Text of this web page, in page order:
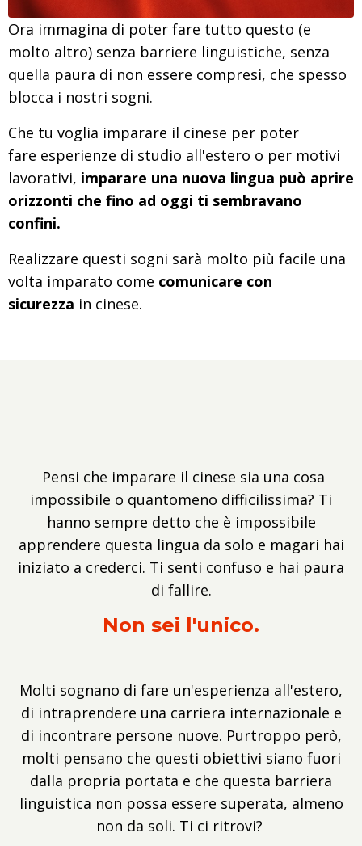
Ora immagina di poter fare tutto questo (e
molto altro) senza barriere linguistiche, senza
quella paura di non essere compresi, che spesso
blocca i nostri sogni.
Che tu voglia imparare il cinese per poter
fare esperienze di studio all'estero o per motivi
lavorativi, imparare una nuova lingua può aprire
orizzonti che fino ad oggi ti sembravano
confini.
Realizzare questi sogni sarà molto più facile una
volta imparato come comunicare con
sicurezza in cinese.
Pensi che imparare il cinese sia una cosa
impossibile o quantomeno difficilissima? Ti
hanno sempre detto che è impossibile
apprendere questa lingua da solo e magari hai
iniziato a crederci. Ti senti confuso e hai paura
di fallire.
Non sei l'unico.
Molti sognano di fare un'esperienza all'estero,
di intraprendere una carriera internazionale e
di incontrare persone nuove. Purtroppo però,
molti pensano che questi obiettivi siano fuori
dalla propria portata e che questa barriera
linguistica non possa essere superata, almeno
non da soli. Ti ci ritrovi?